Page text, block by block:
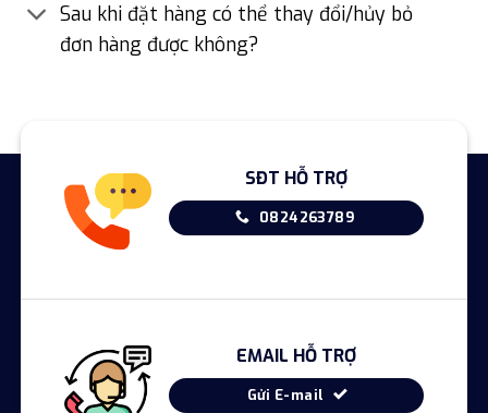
Sau khi đặt hàng có thể thay đổi/hủy bỏ
đơn hàng được không?
SĐT HỖ TRỢ
0824263789
EMAIL HỖ TRỢ
Gửi E-mail